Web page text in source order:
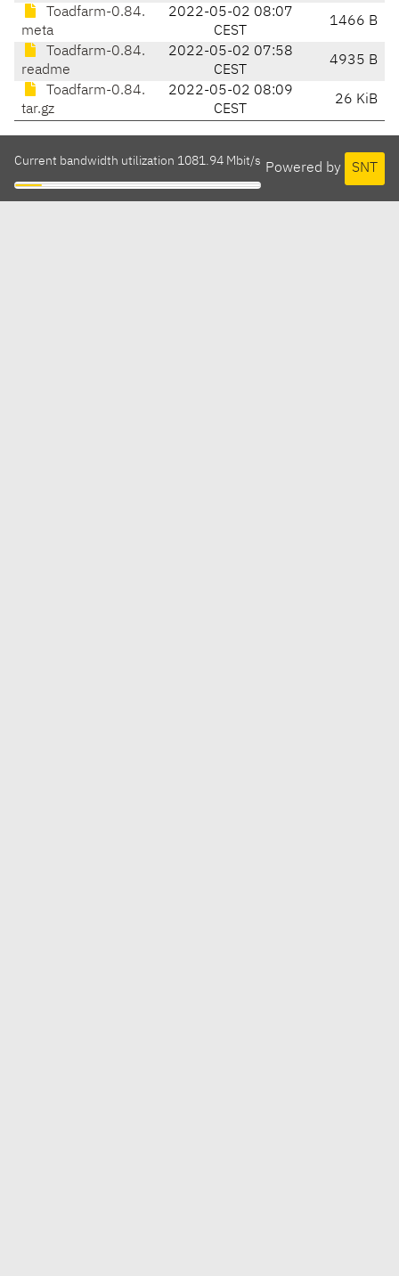
Toadfarm-0.84.
meta
2022-05-02 08:07
CEST
1466 B
Toadfarm-0.84.
readme
2022-05-02 07:58
CEST
4935 B
Toadfarm-0.84.
tar.gz
2022-05-02 08:09
CEST
26 KiB
Powered by SNT
Current bandwidth utilization 1081.94 Mbit/s